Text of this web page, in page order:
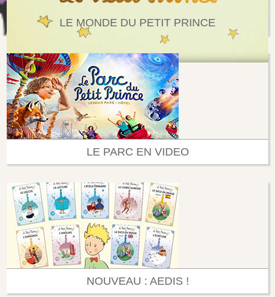
LE MONDE DU PETIT PRINCE
LE PARC EN VIDEO
NOUVEAU : AEDIS !